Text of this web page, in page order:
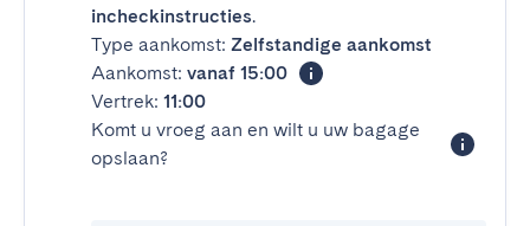
incheckinstructies.
Type aankomst: Zelfstandige aankomst
Aankomst: vanaf 15:00
Vertrek: 11:00
Komt u vroeg aan en wilt u uw bagage
opslaan?